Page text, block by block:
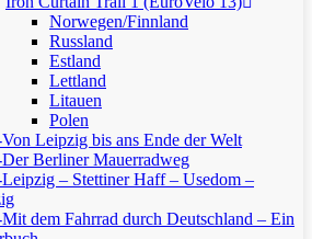
Norwegen/Finnland
Russland
Estland
Lettland
Litauen
Polen
Leipzig bis ans Ende der Welt
Berliner Mauerradweg
– Stettiner Haff – Usedom –
dem Fahrrad durch Deutschland – Ein